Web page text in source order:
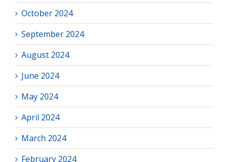
October 2024
September 2024
August 2024
June 2024
May 2024
April 2024
March 2024
February 2024